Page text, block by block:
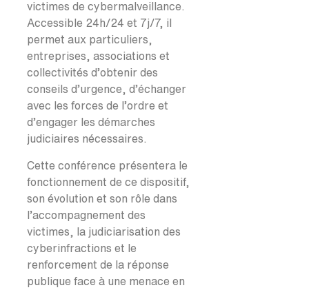
victimes de cybermalveillance.
Accessible 24h/24 et 7j/7, il
permet aux particuliers,
entreprises, associations et
collectivités d’obtenir des
conseils d’urgence, d’échanger
avec les forces de l’ordre et
d’engager les démarches
judiciaires nécessaires.
Cette conférence présentera le
fonctionnement de ce dispositif,
son évolution et son rôle dans
l’accompagnement des
victimes, la judiciarisation des
cyberinfractions et le
renforcement de la réponse
publique face à une menace en